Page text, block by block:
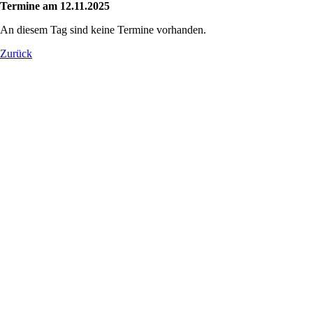
Termine am 12.11.2025
An diesem Tag sind keine Termine vorhanden.
Zurück